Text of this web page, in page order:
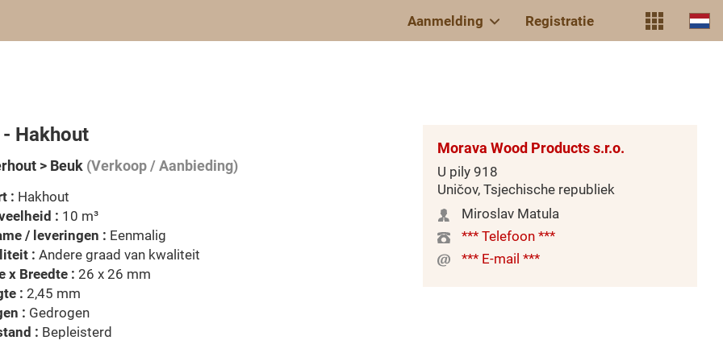
Aanmelding Registratie
- Hakhout
> Beuk (Verkoop / Aanbieding)
: Hakhout
: 10 m³
/ leveringen : Eenmalig
: Andere graad van kwaliteit
x Breedte : 26 x 26 mm
: 2,45 mm
: Gedrogen
: Bepleisterd
Morava Wood Products s.r.o.
U pily 918
Uničov, Tsjechische republiek
Miroslav Matula
*** Telefoon ***
*** E-mail ***